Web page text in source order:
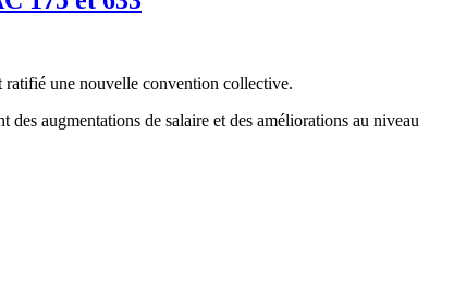
une nouvelle convention collective.
augmentations de salaire et des améliorations au niveau